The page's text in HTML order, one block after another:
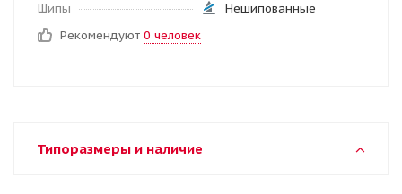
Шипы
Нешипованные
Рекомендуют 0 человек
Типоразмеры и наличие